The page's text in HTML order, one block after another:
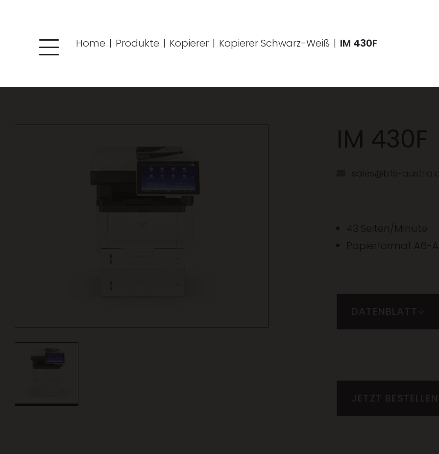
Home | Produkte | Kopierer | Kopierer Schwarz-Weiß | IM 430F
IM 430F
sales@bts-
43 Seiten/Minute
Papierformat A6-